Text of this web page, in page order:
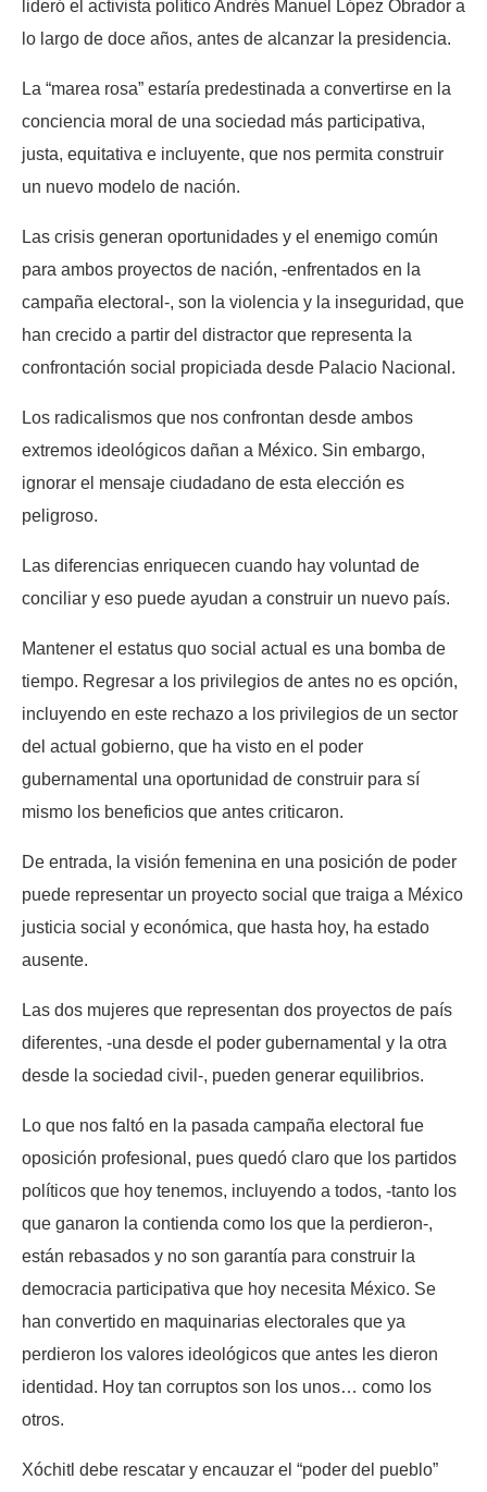
lideró el activista político Andrés Manuel López Obrador a
lo largo de doce años, antes de alcanzar la presidencia.
La “marea rosa” estaría predestinada a convertirse en la
conciencia moral de una sociedad más participativa,
justa, equitativa e incluyente, que nos permita construir
un nuevo modelo de nación.
Las crisis generan oportunidades y el enemigo común
para ambos proyectos de nación, -enfrentados en la
campaña electoral-, son la violencia y la inseguridad, que
han crecido a partir del distractor que representa la
confrontación social propiciada desde Palacio Nacional.
Los radicalismos que nos confrontan desde ambos
extremos ideológicos dañan a México. Sin embargo,
ignorar el mensaje ciudadano de esta elección es
peligroso.
Las diferencias enriquecen cuando hay voluntad de
conciliar y eso puede ayudan a construir un nuevo país.
Mantener el estatus quo social actual es una bomba de
tiempo. Regresar a los privilegios de antes no es opción,
incluyendo en este rechazo a los privilegios de un sector
del actual gobierno, que ha visto en el poder
gubernamental una oportunidad de construir para sí
mismo los beneficios que antes criticaron.
De entrada, la visión femenina en una posición de poder
puede representar un proyecto social que traiga a México
justicia social y económica, que hasta hoy, ha estado
ausente.
Las dos mujeres que representan dos proyectos de país
diferentes, -una desde el poder gubernamental y la otra
desde la sociedad civil-, pueden generar equilibrios.
Lo que nos faltó en la pasada campaña electoral fue
oposición profesional, pues quedó claro que los partidos
políticos que hoy tenemos, incluyendo a todos, -tanto los
que ganaron la contienda como los que la perdieron-,
están rebasados y no son garantía para construir la
democracia participativa que hoy necesita México. Se
han convertido en maquinarias electorales que ya
perdieron los valores ideológicos que antes les dieron
identidad. Hoy tan corruptos son los unos… como los
otros.
Xóchitl debe rescatar y encauzar el “poder del pueblo”